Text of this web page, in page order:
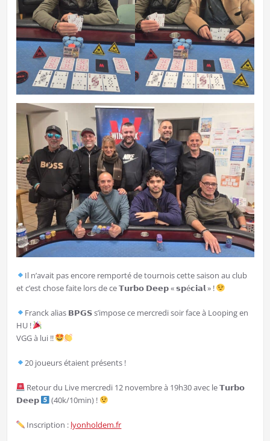
Il n’avait pas encore remporté de tournois cette saison au club
et c’est chose faite lors de ce 𝗧𝘂𝗿𝗯𝗼 𝗗𝗲𝗲𝗽 « 𝘀𝗽é𝗰𝗶𝗮𝗹 » !
Franck alias 𝗕𝗣𝗚𝗦 s’impose ce mercredi soir face à Looping en
HU !
VGG à lui !!
20 joueurs étaient présents !
Retour du Live mercredi 12 novembre à 19h30 avec le 𝗧𝘂𝗿𝗯𝗼
𝗗𝗲𝗲𝗽
(40k/10min) !
Inscription : lyonholdem.fr